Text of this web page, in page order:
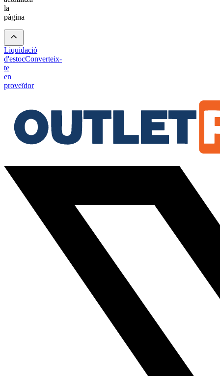
la
pàgina
Liquidació
d'estocConverteix-
te
en
proveïdor